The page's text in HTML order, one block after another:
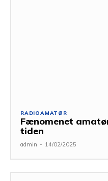
RADIOAMATØR
Fænomenet
tiden
admin - 14/02/2025